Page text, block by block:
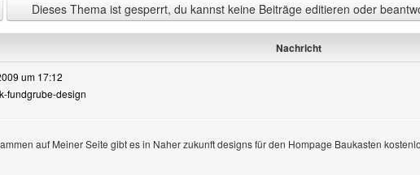
Dieses Thema ist gesperrt, du kannst keine Beiträge editieren oder
Nachricht
um 17:12
fundgrube-design
auf Meiner Seite gibt es in Naher zukunft designs für den Hompage Baukasten